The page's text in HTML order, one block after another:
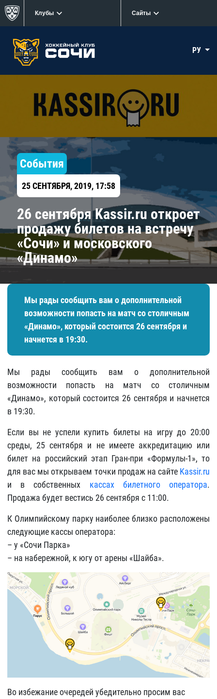
Клубы Сайты
РУ
События
25 СЕНТЯБРЯ, 2019, 17:58
26 сентября Kassir.ru откроет
продажу билетов на встречу
«Сочи» и московского
«Динамо»
Мы рады сообщить вам о дополнительной
возможности попасть на матч со столичным
«Динамо», который состоится 26 сентября и
начнется в 19:30.
Мы рады сообщить вам о дополнительной
возможности попасть на матч со столичным
«Динамо», который состоится 26 сентября и начнется
в 19:30.
Если вы не успели купить билеты на игру до 20:00
среды, 25 сентября и не имеете аккредитацию или
билет на российский этап Гран-при «Формулы-1», то
для вас мы открываем точки продаж на сайте Kassir.ru
и в собственных кассах билетного оператора.
Продажа будет вестись 26 сентября с 11:00.
К Олимпийскому парку наиболее близко расположены
следующие кассы оператора:
– у «Сочи Парка»
– на набережной, к югу от арены «Шайба».
Во избежание очередей убедительно просим вас